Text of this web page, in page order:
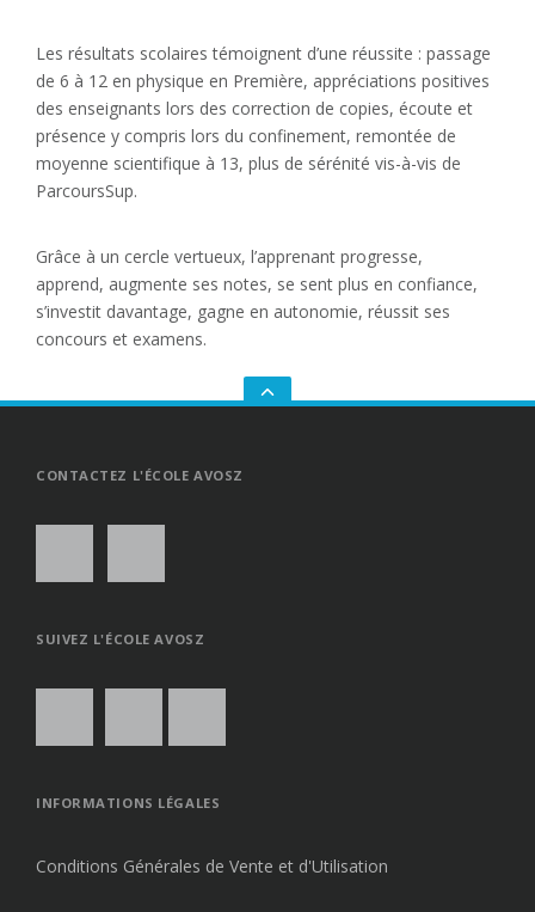
Les résultats scolaires témoignent d’une réussite : passage
de 6 à 12 en physique en Première, appréciations positives
des enseignants lors des correction de copies, écoute et
présence y compris lors du confinement, remontée de
moyenne scientifique à 13, plus de sérénité vis-à-vis de
ParcoursSup.
Grâce à un cercle vertueux, l’apprenant progresse,
apprend, augmente ses notes, se sent plus en confiance,
s’investit davantage, gagne en autonomie, réussit ses
concours et examens.
GO
CONTACTEZ L'ÉCOLE AVOSZ
SUIVEZ L'ÉCOLE AVOSZ
INFORMATIONS LÉGALES
Conditions Générales de Vente et d'Utilisation